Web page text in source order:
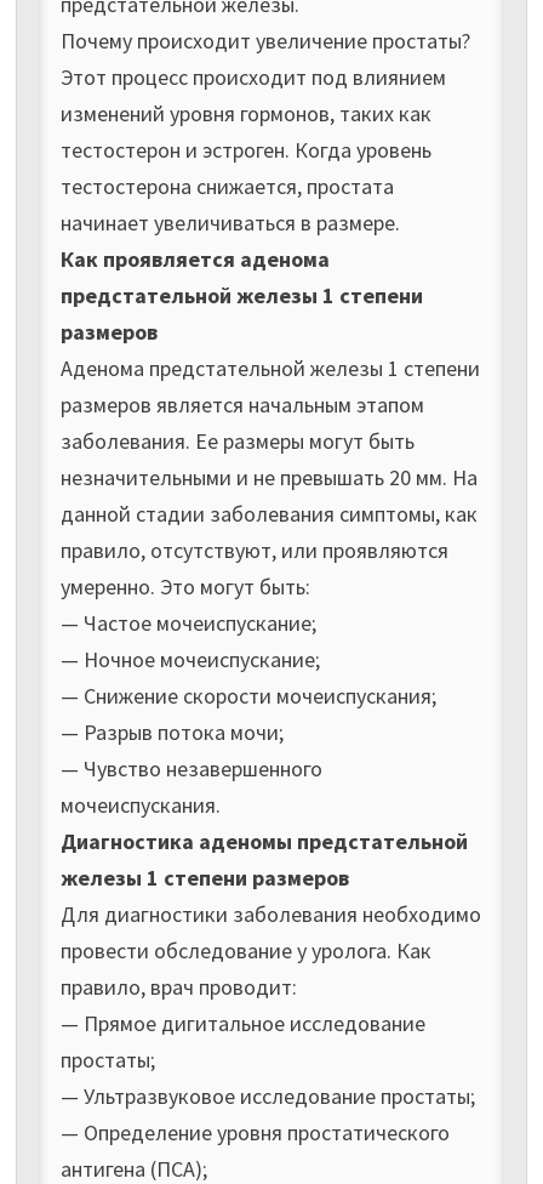
Почему происходит увеличение простаты?
Этот процесс происходит под влиянием
изменений уровня гормонов, таких как
тестостерон и эстроген. Когда уровень
тестостерона снижается, простата
начинает увеличиваться в размере.
Как проявляется аденома
предстательной железы 1 степени
размеров
Аденома предстательной железы 1 степени
размеров является начальным этапом
заболевания. Ее размеры могут быть
незначительными и не превышать 20 мм. На
данной стадии заболевания симптомы, как
правило, отсутствуют, или проявляются
умеренно. Это могут быть:
— Частое мочеиспускание;
— Ночное мочеиспускание;
— Снижение скорости мочеиспускания;
— Разрыв потока мочи;
— Чувство незавершенного
мочеиспускания.
Диагностика аденомы предстательной
железы 1 степени размеров
Для диагностики заболевания необходимо
провести обследование у уролога. Как
правило, врач проводит:
— Прямое дигитальное исследование
простаты;
— Ультразвуковое исследование простаты;
— Определение уровня простатического
антигена (ПСА);